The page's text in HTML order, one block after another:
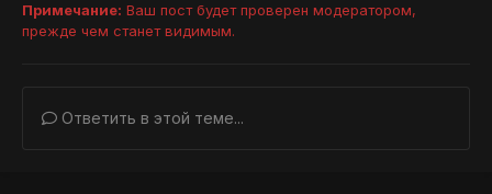
Примечание: Ваш пост будет проверен модератором,
прежде чем станет видимым.
Ответить в этой теме...